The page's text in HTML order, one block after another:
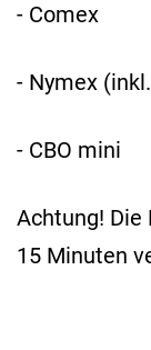
- Comex
- Nymex
- CBO mini
Achtung! Die
15 Minuten